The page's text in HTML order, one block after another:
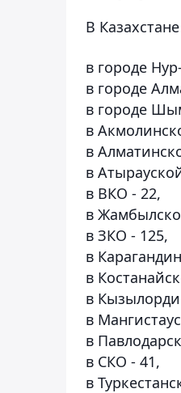
В
в городе
в городе
в городе
в
в
в
в ВКО - 22,
в
в ЗКО - 125,
в
в
в
в
в
в СКО - 41,
в